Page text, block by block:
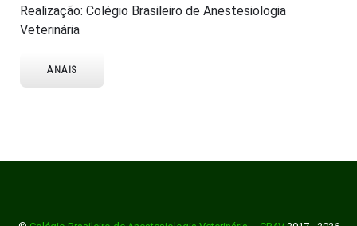
Realização: Colégio Brasileiro de Anestesiologia
Veterinária
ANAIS